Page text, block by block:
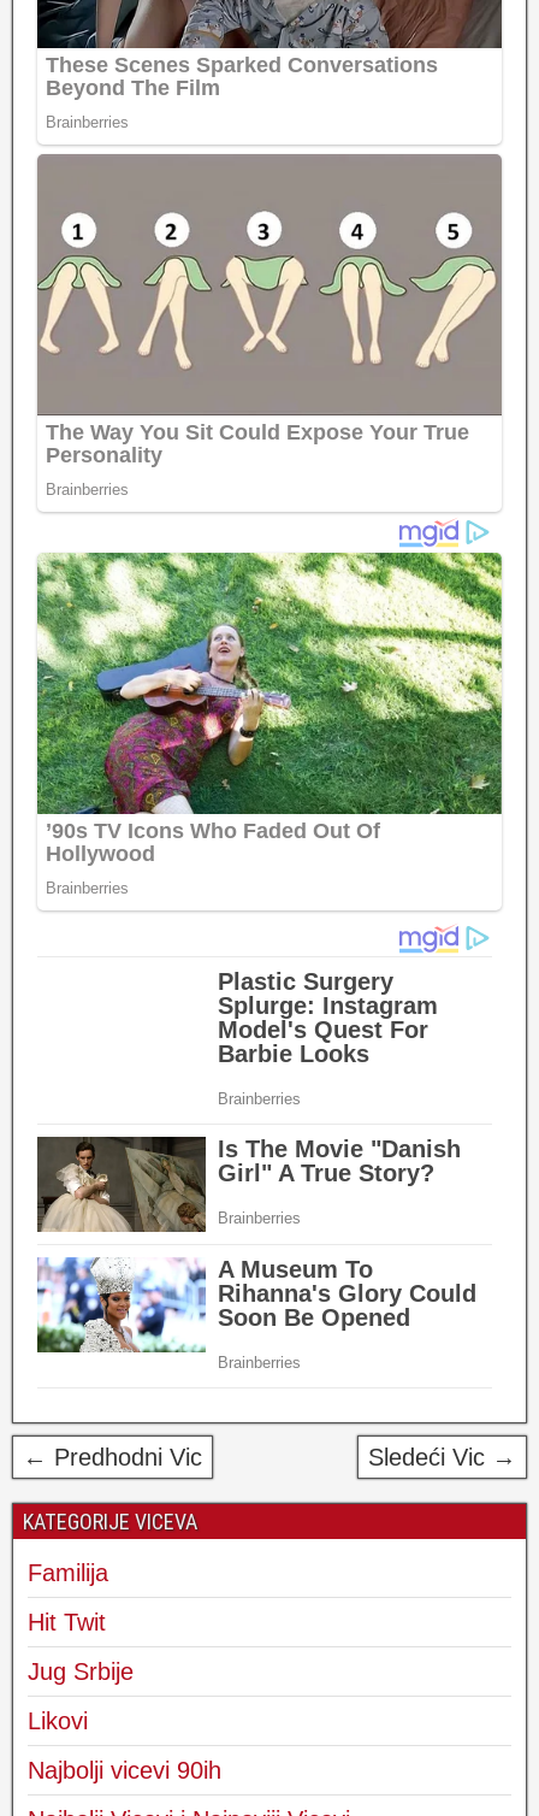
← Predhodni Vic Sledeći Vic →
KATEGORIJE VICEVA
Familija
Hit Twit
Jug Srbije
Likovi
Najbolji vicevi 90ih